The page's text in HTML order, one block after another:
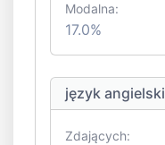
Modalna:
17.0%
język angielski
Zdających: